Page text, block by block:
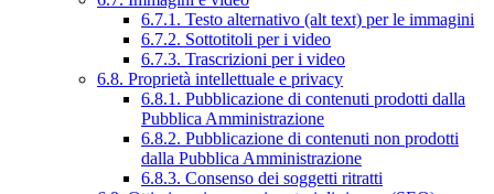
6.7.1. Testo alternativo (alt text) per le immagini
6.7.2. Sottotitoli per i video
6.7.3. Trascrizioni per i video
6.8. Proprietà intellettuale e privacy
6.8.1. Pubblicazione di contenuti prodotti dalla
Pubblica Amministrazione
6.8.2. Pubblicazione di contenuti non prodotti
dalla Pubblica Amministrazione
6.8.3. Consenso dei soggetti ritratti